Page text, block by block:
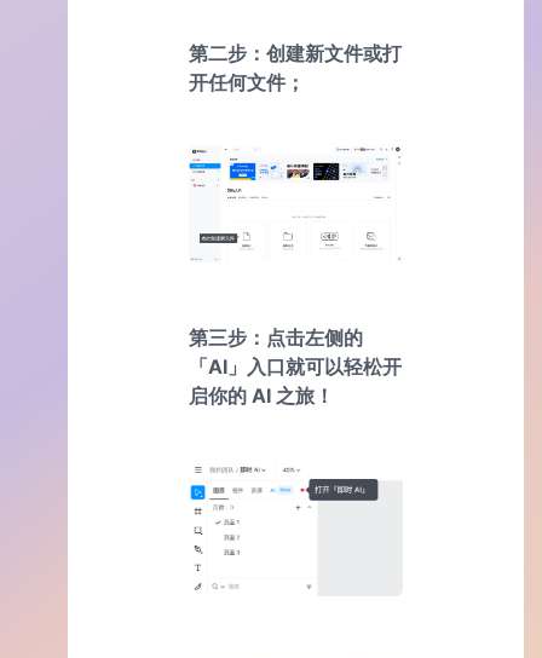
第二步：创建新文件或打
开任何文件；
第三步：点击左侧的
「AI」入口就可以轻松开
启你的 AI 之旅！